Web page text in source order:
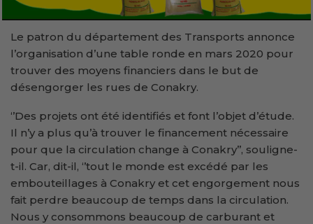
Le patron du département des Transports annonce
l’organisation d’une table ronde en mars 2020 pour
trouver des moyens financiers dans le but de
désengorger les rues de Conakry.
‘’Des projets ont été identifiés et font l’objet d’étude.
Il n’y a plus qu’à trouver le financement nécessaire
pour que la circulation change à Conakry’’, souligne-
t-il. Car, dit-il, ‘’tout le monde est excédé par les
embouteillages à Conakry et cet engorgement nous
fait perdre beaucoup de temps dans la circulation.
Nous y consommons beaucoup de carburant et